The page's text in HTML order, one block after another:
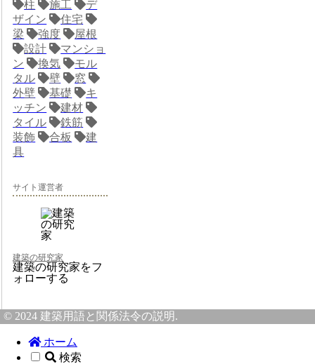
柱
施工
デ
ザイン
住宅
梁
強度
屋根
設計
マンショ
ン
換気
モル
タル
壁
窓
外壁
基礎
キ
ッチン
建材
タイル
鉄筋
装飾
合板
建
具
サイト運営者
建築の研究家
建築の研究家をフ
ォローする
© 2024 建築用語と関係法令の説明.
ホーム
検索